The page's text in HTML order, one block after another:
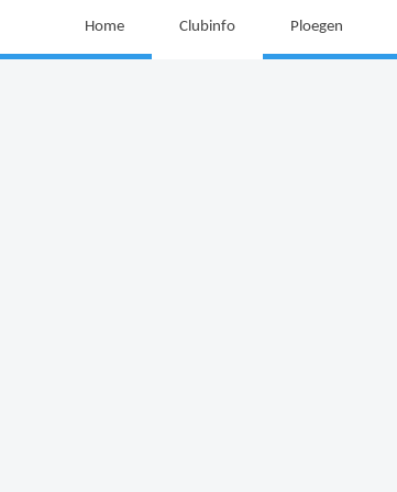
Home Clubinfo Ploegen